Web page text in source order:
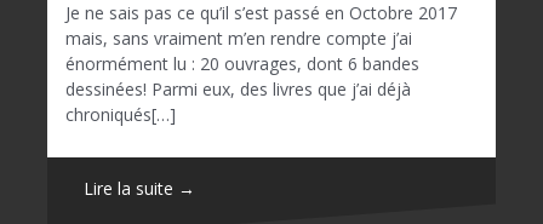
Je ne sais pas ce qu’il s’est passé en Octobre 2017
mais, sans vraiment m’en rendre compte j’ai
énormément lu : 20 ouvrages, dont 6 bandes
dessinées! Parmi eux, des livres que j’ai déjà
chroniqués[…]
Lire la suite →